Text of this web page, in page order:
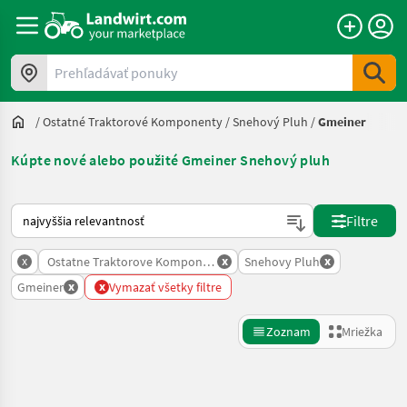
Prehľadávať ponuky
/Ostatné Traktorové Komponenty /Snehový Pluh /Gmeiner
Kúpte nové alebo použité Gmeiner Snehový pluh
Takto sa vykonáva triedenie na Landwirt.com
Filtre
x Ostatne Traktorove Komponenty
x Snehovy Pluh x
Gmeiner x x Vymazať všetky filtre
Zoznam Mriežka